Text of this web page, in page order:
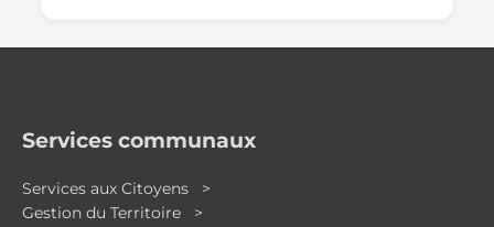
Services communaux
Services aux Citoyens >
Gestion du Territoire >